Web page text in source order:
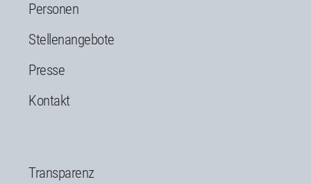
Personen
Stellenangebote
Presse
Kontakt
Transparenz